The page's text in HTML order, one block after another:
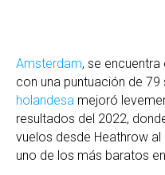
Amsterdam, se encuentra
con una puntuación de
holandesa mejoró
resultados del 2022,
vuelos desde Heathrow
uno de los más baratos